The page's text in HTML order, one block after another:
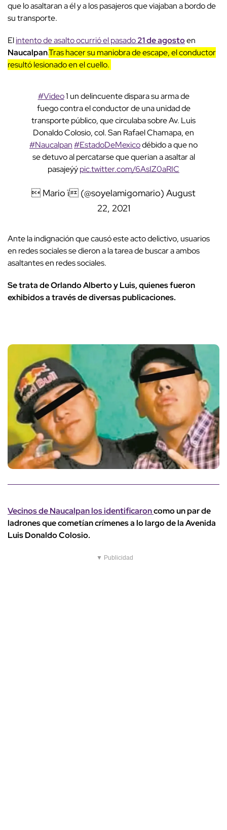
que lo asaltaran a él y a los pasajeros que viajaban a bordo de
su transporte.
Elintento de asalto ocurrió el pasado21 de agostoen
Naucalpan.Tras hacer su maniobra de escape, el conductor
resultó lesionado en el cuello.
#Video1 un delincuente dispara su arma de
fuego contra el conductor de una unidad de
transporte público, que circulaba sobre Av. Luis
Donaldo Colosio, col. San Rafael Chamapa, en
#Naucalpan#EstadoDeMexicodébido a que no
se detuvo al percatarse que querian a asaltar al
pasajeýýpic.twitter.com/6AsIZ0aRIC
 Mario ï (@soyelamigomario) August
22, 2021
Ante la indignación que causó este acto delictivo, usuarios
en redes sociales se dieron a la tarea de buscar a ambos
asaltantes en redes sociales.
Se trata de Orlando Alberto y Luis, quienes fueron
exhibidos a través de diversas publicaciones.
Vecinos de Naucalpan los identificaroncomo un par de
ladrones que cometían crímenes a lo largo de la Avenida
Luis Donaldo Colosio.
▼ Publicidad